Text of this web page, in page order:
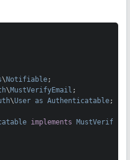
\ Notifiable
\MustVerifyEmail
\User as Authenticatable;
implements